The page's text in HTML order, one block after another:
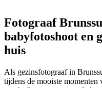
Fotograaf
babyfotoshoot en
huis
Als gezinsfotograaf in
tijdens de mooiste